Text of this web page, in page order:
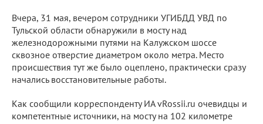
Вчера, 31 мая, вечером сотрудники УГИБДД УВД по
Тульской области обнаружили в мосту над
железнодорожными путями на Калужском шоссе
сквозное отверстие диаметром около метра. Место
происшествия тут же было оцеплено, практически сразу
начались восстановительные работы.
Как сообщили корреспонденту ИА vRossii.ru очевидцы и
компетентные источники, на мосту на 102 километре